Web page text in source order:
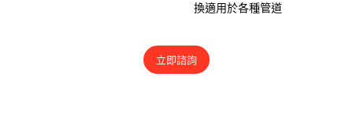
換適用於各種管道
立即諮詢